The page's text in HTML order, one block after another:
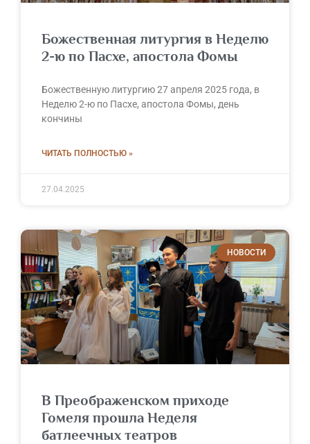
Божественная литургия в Неделю
2-ю по Пасхе, апостола Фомы
Божественную литургию 27 апреля 2025 года, в
Неделю 2-ю по Пасхе, апостола Фомы, день
кончины
ЧИТАТЬ ПОЛНОСТЬЮ »
27.04.2025
НОВОСТИ
В Преображенском приходе
Гомеля прошла Неделя
батлеечных театров